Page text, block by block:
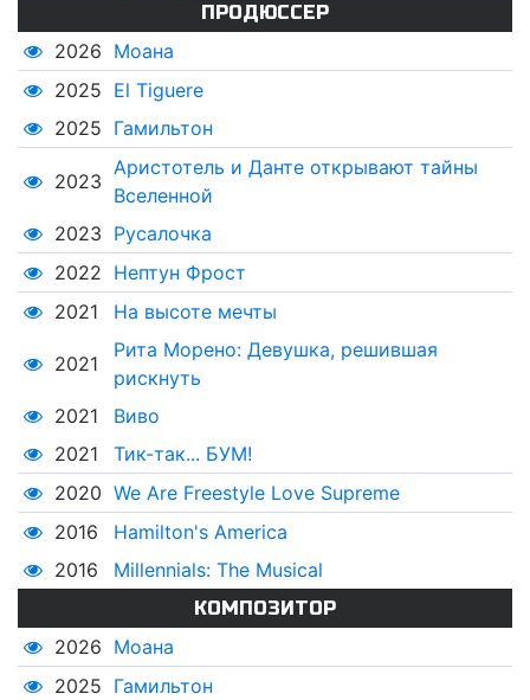
ПРОДЮССЕР
2026 Моана
2025 El Tiguere
2025 Гамильтон
2023
Аристотель и Данте открывают тайны
Вселенной
2023 Русалочка
2022 Нептун Фрост
2021
На высоте мечты
2021
Рита Морено: Девушка, решившая
рискнуть
2021
Виво
2021
Тик-так... БУМ!
2020 We Are Freestyle Love Supreme
2016
Hamilton's America
2016
Millennials: The Musical
КОМПОЗИТОР
2026 Моана
2025 Гамильтон